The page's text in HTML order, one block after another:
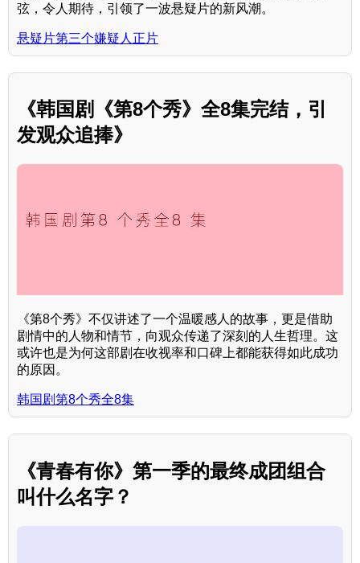
弦，令人期待，引领了一波悬疑片的新风潮。
悬疑片第三个嫌疑人正片
《韩国剧《第8个秀》全8集完结，引
发观众追捧》
《第8个秀》不仅讲述了一个温暖感人的故事，更是借助
剧情中的人物和情节，向观众传递了深刻的人生哲理。这
或许也是为何这部剧在收视率和口碑上都能获得如此成功
的原因。
韩国剧第8个秀全8集
《青春有你》第一季的最终成团组合
叫什么名字？